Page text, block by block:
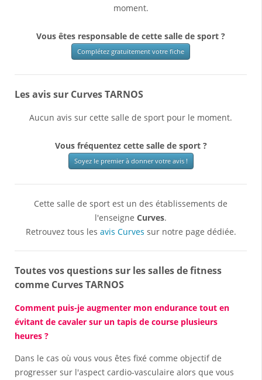
moment.
Vous êtes responsable de cette salle de sport ?
Complétez gratuitement votre fiche
Les avis sur Curves TARNOS
Aucun avis sur cette salle de sport pour le moment.
Vous fréquentez cette salle de sport ?
Soyez le premier à donner votre avis !
Cette salle de sport est un des établissements de
l'enseigne Curves.
Retrouvez tous les avis Curves sur notre page dédiée.
Toutes vos questions sur les salles de fitness
comme Curves TARNOS
Comment puis-je augmenter mon endurance tout en
évitant de cavaler sur un tapis de course plusieurs
heures ?
Dans le cas où vous vous êtes fixé comme objectif de
progresser sur l'aspect cardio-vasculaire alors que vous